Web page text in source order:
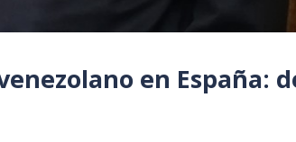
en España: